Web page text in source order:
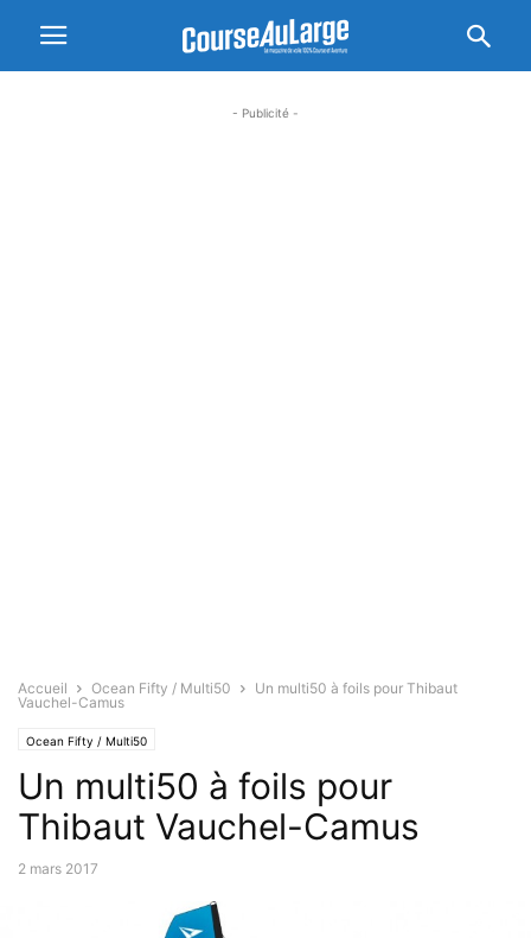
- Publicité -
Accueil Ocean Fifty / Multi50
Un multi50 à foils pour Thibaut
Vauchel-Camus
Ocean Fifty / Multi50
Un multi50 à foils pour
Thibaut Vauchel-Camus
2 mars 2017